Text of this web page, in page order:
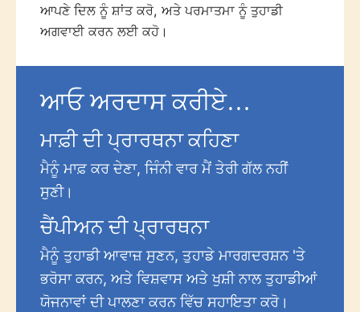
ਆਪਣੇ ਦਿਲ ਨੂੰ ਸ਼ਾਂਤ ਕਰੋ, ਅਤੇ ਪਰਮਾਤਮਾ ਨੂੰ ਤੁਹਾਡੀ
ਅਗਵਾਈ ਕਰਨ ਲਈ ਕਹੋ।
ਆਓ ਅਰਦਾਸ ਕਰੀਏ…
ਮਾਫ਼ੀ ਦੀ ਪ੍ਰਾਰਥਨਾ ਕਹਿਣਾ
ਮੈਨੂੰ ਮਾਫ਼ ਕਰ ਦੇਣਾ, ਜਿੰਨੀ ਵਾਰ ਮੈਂ ਤੇਰੀ ਗੱਲ ਨਹੀਂ
ਸੁਣੀ।
ਚੈਂਪੀਅਨ ਦੀ ਪ੍ਰਾਰਥਨਾ
ਮੈਨੂੰ ਤੁਹਾਡੀ ਆਵਾਜ਼ ਸੁਣਨ, ਤੁਹਾਡੇ ਮਾਰਗਦਰਸ਼ਨ 'ਤੇ
ਭਰੋਸਾ ਕਰਨ, ਅਤੇ ਵਿਸ਼ਵਾਸ ਅਤੇ ਖੁਸ਼ੀ ਨਾਲ ਤੁਹਾਡੀਆਂ
ਯੋਜਨਾਵਾਂ ਦੀ ਪਾਲਣਾ ਕਰਨ ਵਿੱਚ ਸਹਾਇਤਾ ਕਰੋ।